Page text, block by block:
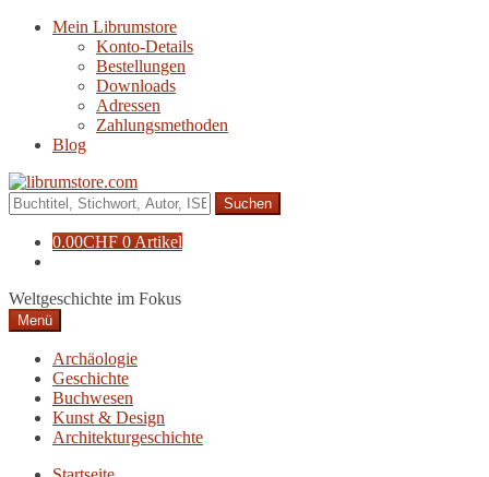
Navigation
Zum
Mein Librumstore
Konto-Details
Bestellungen
Downloads
Adressen
Zahlungsmethoden
Blog
Suche
nach:
0.00CHF 0 Artikel
Weltgeschichte im Fokus
Menü
Archäologie
Geschichte
Buchwesen
Kunst & Design
Architekturgeschichte